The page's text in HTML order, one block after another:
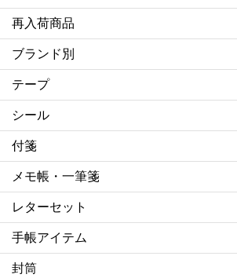
再入荷商品
ブランド別
テープ
シール
付箋
メモ帳・一筆箋
レターセット
手帳アイテム
封筒